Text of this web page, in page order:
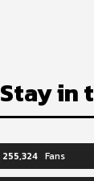
Stay in
255,324 Fans